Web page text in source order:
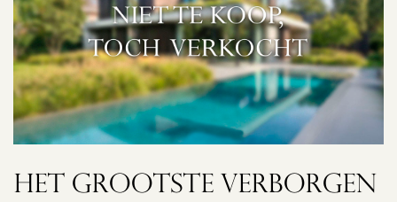
HET GROOTSTE VERBORGEN